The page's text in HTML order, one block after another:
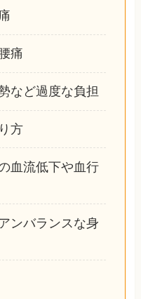
痛
など過度な負担
方
血流低下や血行
ンバランスな身